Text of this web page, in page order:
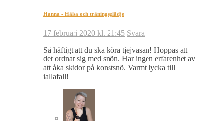
Hanna - Hälsa och träningsglädje
17 februari 2020 kl. 21:45 Svara
Så häftigt att du ska köra tjejvasan! Hoppas att
det ordnar sig med snön. Har ingen erfarenhet av
att åka skidor på konstsnö. Varmt lycka till
iallafall!